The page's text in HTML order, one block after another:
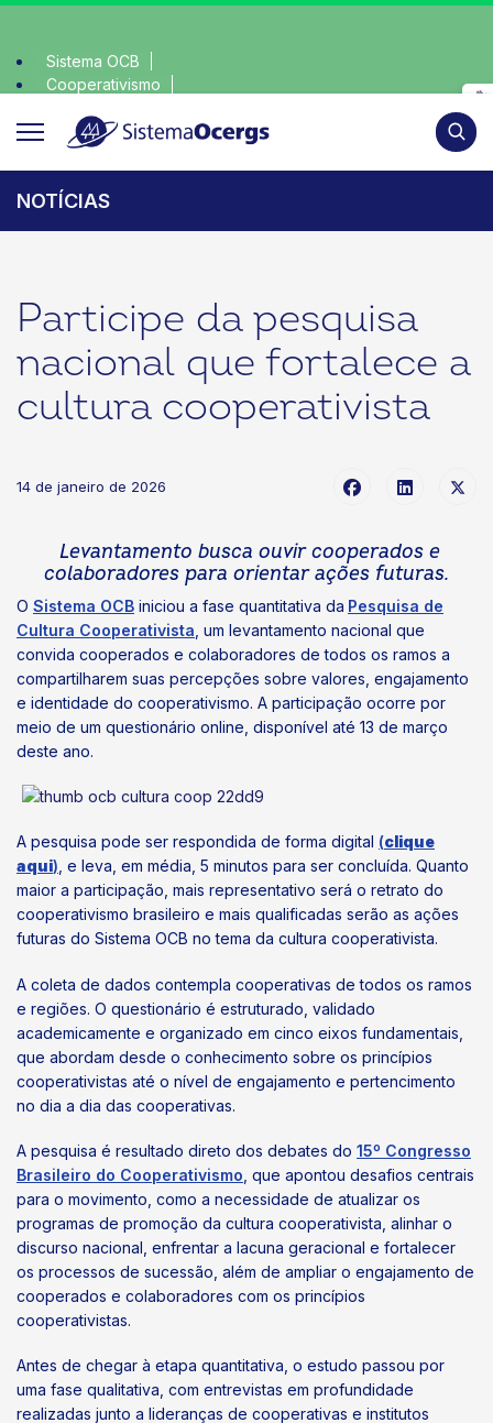
Sistema OCB
Cooperativismo
NOTÍCIAS
Participe da pesquisa
nacional que fortalece a
cultura cooperativista
14 de janeiro de 2026
Levantamento busca ouvir cooperados e
colaboradores para orientar ações futuras.
O Sistema OCB iniciou a fase quantitativa da Pesquisa de
Cultura Cooperativista , um levantamento nacional que
convida cooperados e colaboradores de todos os ramos a
compartilharem suas percepções sobre valores, engajamento
e identidade do cooperativismo. A participação ocorre por
meio de um questionário online, disponível até 13 de março
deste ano.
A pesquisa pode ser respondida de forma digital (clique
aqui) , e leva, em média, 5 minutos para ser concluída. Quanto
maior a participação, mais representativo será o retrato do
cooperativismo brasileiro e mais qualificadas serão as ações
futuras do Sistema OCB no tema da cultura cooperativista.
A coleta de dados contempla cooperativas de todos os ramos
e regiões. O questionário é estruturado, validado
academicamente e organizado em cinco eixos fundamentais,
que abordam desde o conhecimento sobre os princípios
cooperativistas até o nível de engajamento e pertencimento
no dia a dia das cooperativas.
A pesquisa é resultado direto dos debates do 15º Congresso
Brasileiro do Cooperativismo , que apontou desafios centrais
para o movimento, como a necessidade de atualizar os
programas de promoção da cultura cooperativista, alinhar o
discurso nacional, enfrentar a lacuna geracional e fortalecer
os processos de sucessão, além de ampliar o engajamento de
cooperados e colaboradores com os princípios
cooperativistas.
Antes de chegar à etapa quantitativa, o estudo passou por
uma fase qualitativa, com entrevistas em profundidade
realizadas junto a lideranças de cooperativas e institutos